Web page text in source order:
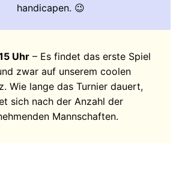
handicapen. 😉
Uhr– Es findet das erste Spiel
zwar auf unserem coolen
Wie lange das Turnier dauert,
sich nach der Anzahl der
Mannschaften.